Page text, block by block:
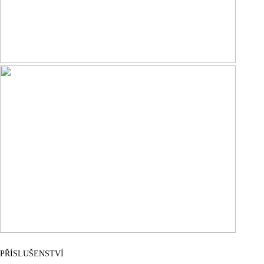
PŘÍSLUŠENSTVÍ